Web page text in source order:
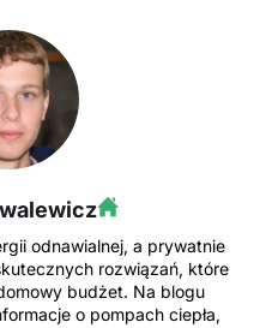
odnawialnej, a prywatnie
rozwiązań, które
budżet. Na blogu
o pompach ciepła,